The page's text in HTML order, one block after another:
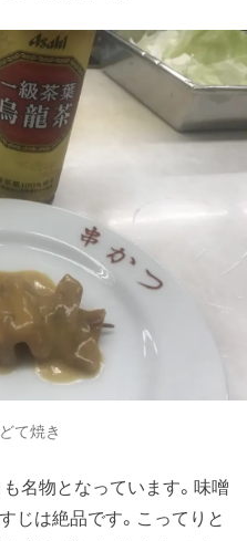
て焼き
も名物となっています。味噌
じは絶品です。こってりと